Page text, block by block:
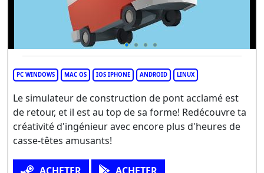
PC WINDOWS MAC OS IOS IPHONE ANDROID LINUX
Le simulateur de construction de pont acclamé est
de retour, et il est au top de sa forme! Redécouvre ta
créativité d'ingénieur avec encore plus d'heures de
casse-têtes amusants!